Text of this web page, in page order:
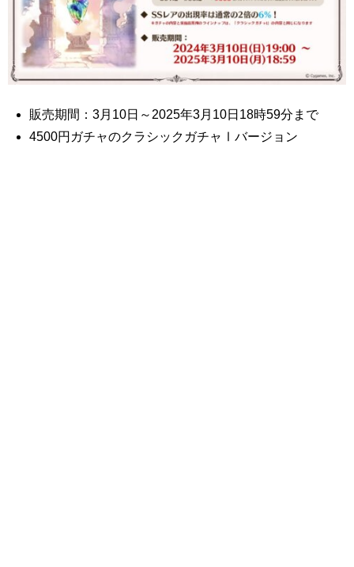
販売期間：3月10日～2025年3月10日18時59分まで
4500円ガチャのクラシックガチャⅠバージョン